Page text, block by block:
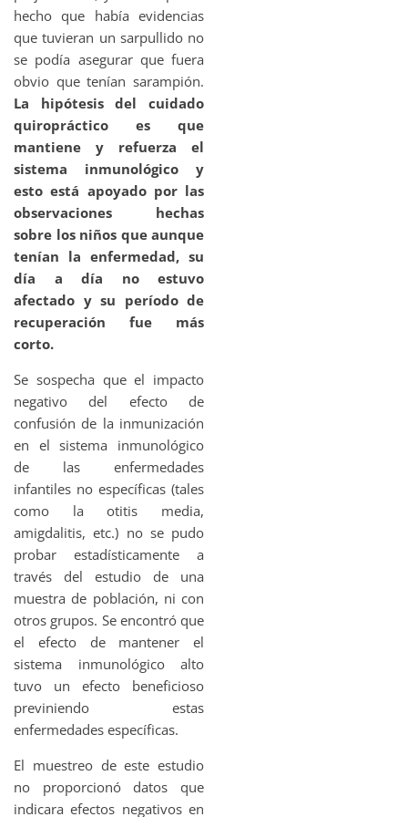
hecho que había evidencias
que tuvieran un sarpullido no
se podía asegurar que fuera
obvio que tenían sarampión.
La hipótesis del cuidado
quiropráctico es que
mantiene y refuerza el
sistema inmunológico y
esto está apoyado por las
observaciones hechas
sobre los niños que aunque
tenían la enfermedad, su
día a día no estuvo
afectado y su período de
recuperación fue más
corto.
Se sospecha que el impacto
negativo del efecto de
confusión de la inmunización
en el sistema inmunológico
de las enfermedades
infantiles no específicas (tales
como la otitis media,
amigdalitis, etc.) no se pudo
probar estadísticamente a
través del estudio de una
muestra de población, ni con
otros grupos. Se encontró que
el efecto de mantener el
sistema inmunológico alto
tuvo un efecto beneficioso
previniendo estas
enfermedades específicas.
El muestreo de este estudio
no proporcionó datos que
indicara efectos negativos en